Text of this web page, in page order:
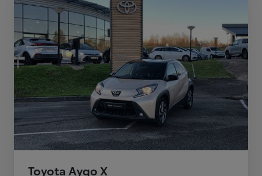
Toyota Aygo X